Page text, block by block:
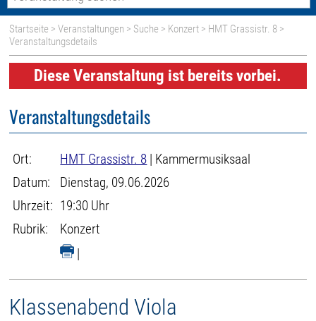
Startseite >Veranstaltungen > Suche > Konzert > HMT Grassistr. 8 >
Veranstaltungsdetails
Diese Veranstaltung ist bereits vorbei.
Veranstaltungsdetails
Ort: HMT Grassistr. 8 | Kammermusiksaal
Datum:
Dienstag, 09.06.2026
Uhrzeit: 19:30 Uhr
Rubrik:
Konzert
|
Klassenabend Viola